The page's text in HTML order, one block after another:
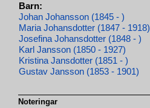
Barn:
Johan Johansson (1845 - )
Maria Johansdotter (1847 - 1918)
Josefina Johansdotter (1848 - )
Karl Jansson (1850 - 1927)
Kristina Jansdotter (1851 - )
Gustav Jansson (1853 - 1901)
Noteringar